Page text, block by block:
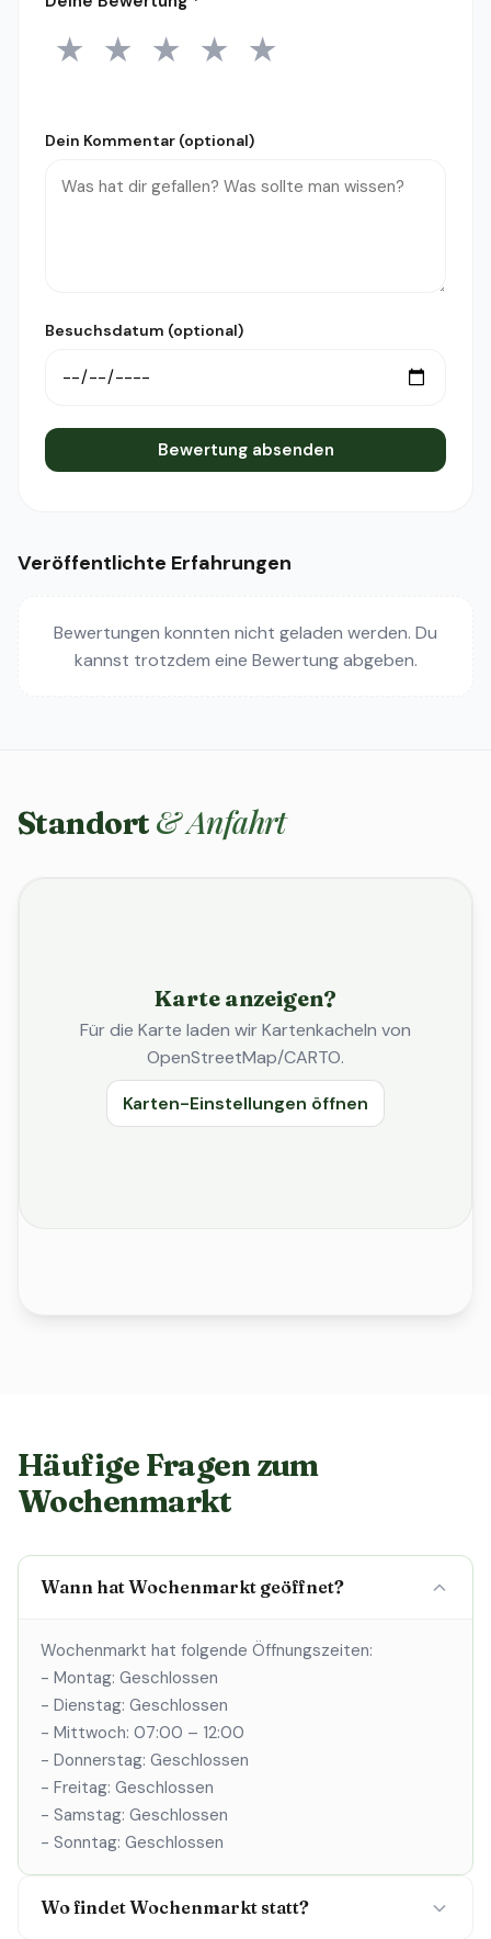
1 Stern
★ 2 Sterne
★ 3 Sterne
★ 4 Sterne
★ 5 Sterne
★
Dein Kommentar (optional)
Besuchsdatum (optional)
Bewertung absenden
Veröffentlichte Erfahrungen
Bewertungen konnten nicht geladen werden. Du
kannst trotzdem eine Bewertung abgeben.
Standort & Anfahrt
Karte anzeigen?
Für die Karte laden wir Kartenkacheln von
OpenStreetMap/CARTO.
Karten-Einstellungen öffnen
Häufige Fragen zum
Wochenmarkt
Wann hat Wochenmarkt geöffnet?
Wochenmarkt hat folgende Öffnungszeiten:
- Montag: Geschlossen
- Dienstag: Geschlossen
- Mittwoch: 07:00 – 12:00
- Donnerstag: Geschlossen
- Freitag: Geschlossen
- Samstag: Geschlossen
- Sonntag: Geschlossen
Wo findet Wochenmarkt statt?